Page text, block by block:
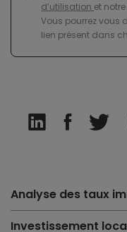
d’utilisation et notre
Vous pourrez vous
lien présent dans
Analyse des taux
Investissement